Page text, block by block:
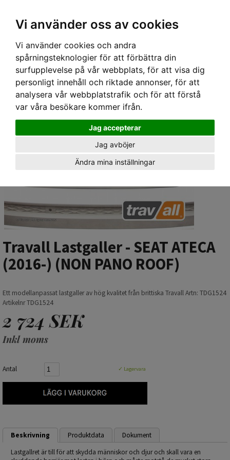
Vi använder oss av cookies
Vi använder cookies och andra
spårningsteknologier för att förbättra din
surfupplevelse på vår webbplats, för att visa dig
personligt innehåll och riktade annonser, för att
analysera vår webbplatstrafik och för att förstå
var våra besökare kommer ifrån.
Jag accepterar
Jag avböjer
Ändra mina inställningar
Hem›Lastgaller/ Skyddsgaller› Travall Lastgaller - SEAT ATECA (2016-) (NON PANO
ROOF)
Travall Lastgaller - SEAT ATECA
(2016-) (NON PANO ROOF)
Ett modellanpassat lastgaller av hög kvalitet från brittiska Travall Artn: TDG1524
Artikelnr TDG1524
2 724 SEK
Inkl moms
Antal ✓ Lagervara
Beskrivning Produktdata
Dokument
Lastgallret är till för att skydda människor och djur och skall vara en